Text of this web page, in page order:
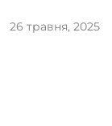
26 травня, 2025